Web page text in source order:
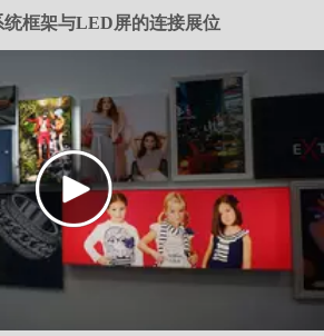
框架与LED屏的连接展位